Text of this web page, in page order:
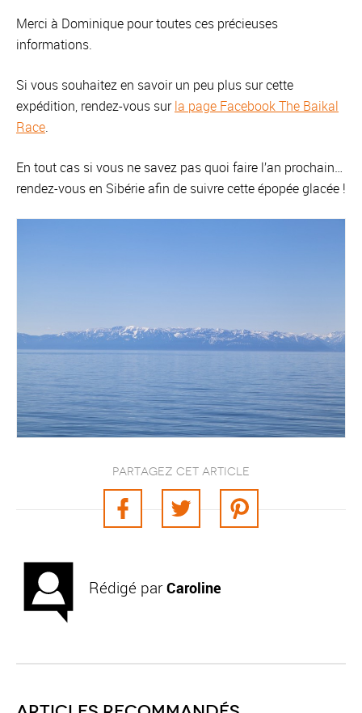
Merci à Dominique pour toutes ces précieuses
informations.
Si vous souhaitez en savoir un peu plus sur cette
expédition, rendez-vous surla page Facebook The Baikal
Race.
En tout cas si vous ne savez pas quoi faire l’an prochain…
rendez-vous en Sibérie afin de suivre cette épopée glacée !
Partagez cet article
Rédigé parCaroline